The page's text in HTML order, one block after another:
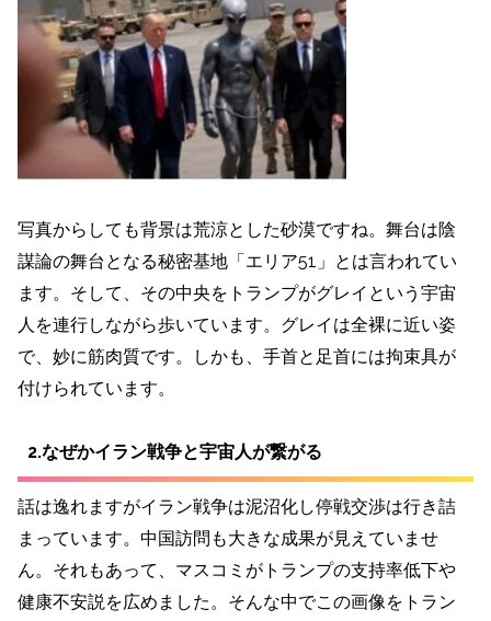
写真からしても背景は荒涼とした砂漠ですね。舞台は陰
謀論の舞台となる秘密基地「エリア51」とは言われてい
ます。そして、その中央をトランプがグレイという宇宙
人を連行しながら歩いています。グレイは全裸に近い姿
で、妙に筋肉質です。しかも、手首と足首には拘束具が
付けられています。
2.なぜかイラン戦争と宇宙人が繋がる
話は逸れますがイラン戦争は泥沼化し停戦交渉は行き詰
まっています。中国訪問も大きな成果が見えていませ
ん。それもあって、マスコミがトランプの支持率低下や
健康不安説を広めました。そんな中でこの画像をトラン